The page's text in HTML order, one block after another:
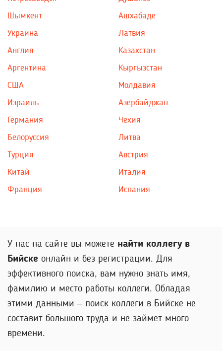
Шымкент
Ашхабаде
Украина
Англия
Аргентина
США
Израиль
Латвия
Казахстан
Кыргызстан
Молдавия
Азербайджан
Германия
Белоруссия
Турция
Китай
Франция
Чехия
Литва
Австрия
Италия
Испания
У нас на сайте вы можете найти коллегу в
Бийске онлайн и без регистрации. Для
эффективного поиска, вам нужно знать имя,
фамилию и место работы коллеги. Обладая
этими данными – поиск коллеги в Бийске не
составит большого труда и не займет много
времени.